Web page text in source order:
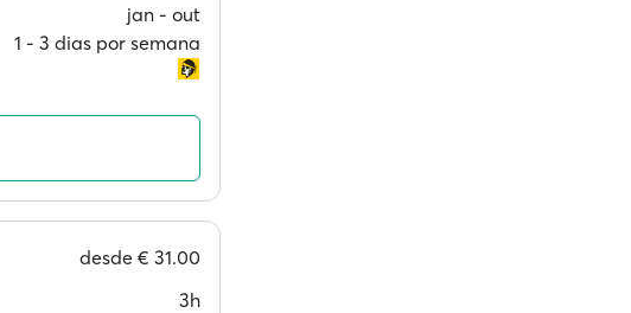
jan ‐ out
1 ‐ 3 dias por semana
desde € 31.00
3h